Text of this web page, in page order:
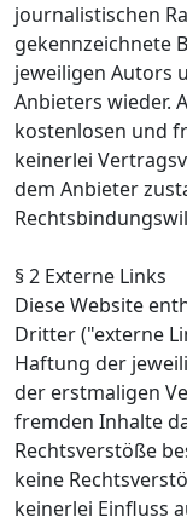
journalistischen
gekennzeichnete
jeweiligen Autors
Anbieters wieder.
kostenlosen und
keinerlei
dem Anbieter
§ 2 Externe Links
Diese Website
Dritter ("externe
Haftung der
der erstmaligen
fremden Inhalte
Rechtsverstöße
keine
keinerlei Einfluss